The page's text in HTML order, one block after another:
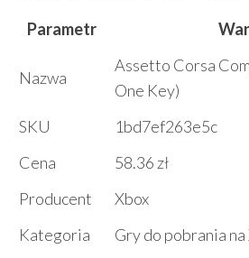
Parametr
Nazwa
Assetto Corsa
One Key)
SKU
1bd7ef263e5c
Cena
58.36 zł
Producent
Xbox
Kategoria
Gry do pobrania na